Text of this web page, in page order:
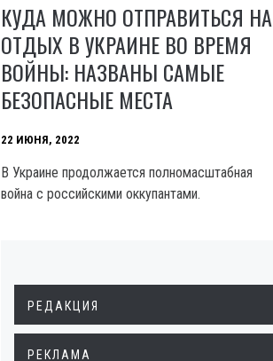
КУДА МОЖНО ОТПРАВИТЬСЯ НА
ОТДЫХ В УКРАИНЕ ВО ВРЕМЯ
ВОЙНЫ: НАЗВАНЫ САМЫЕ
БЕЗОПАСНЫЕ МЕСТА
22 ИЮНЯ, 2022
В Украине продолжается полномасштабная
война с российскими оккупантами.
РЕДАКЦИЯ
РЕКЛАМА